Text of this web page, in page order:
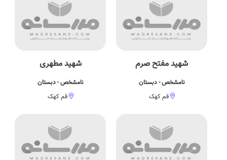
شهید مفتح صرم
نامشخص - دبستان
قم کهک
شهید مطهری
نامشخص - دبستان
قم کهک